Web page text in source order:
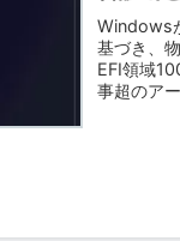
原因」
Windows
基づき、
EFI領域
事超のア